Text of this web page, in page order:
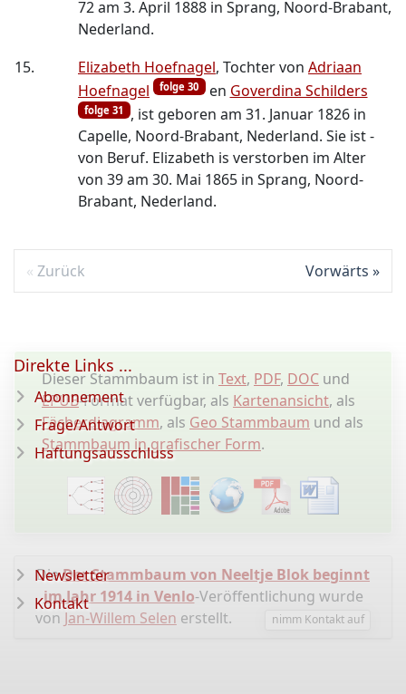
72 am 3. April 1888 in Sprang, Noord-Brabant,
Nederland.
15.
Elizabeth Hoefnagel, Tochter von Adriaan
Hoefnagel
folge 30 en Goverdina Schilders
folge 31 , ist geboren am 31. Januar 1826 in
Capelle, Noord-Brabant, Nederland. Sie ist -
von Beruf. Elizabeth is verstorben im Alter
von 39 am 30. Mai 1865 in Sprang, Noord-
Brabant, Nederland.
Zurück Vorwärts
Dieser Stammbaum ist in Text, PDF, DOC und
EPUB-Format verfügbar, als Kartenansicht, als
Fächerdiagramm, als Geo Stammbaum und als
Stammbaum in grafischer Form.
DieDer Stammbaum von Neeltje Blok beginnt
im Jahr 1914 in Venlo-Veröffentlichung wurde
von Jan-Willem Selen erstellt. nimm Kontakt auf
Direkte Links ...
Abonnement
Frage/Antwort
Haftungsausschluss
Newsletter
Kontakt